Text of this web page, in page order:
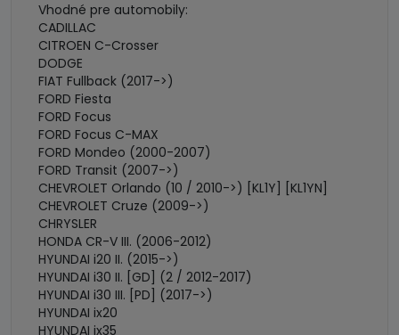
Vhodné pre automobily:
CADILLAC
CITROEN C-Crosser
DODGE
FIAT Fullback (2017->)
FORD Fiesta
FORD Focus
FORD Focus C-MAX
FORD Mondeo (2000-2007)
FORD Transit (2007->)
CHEVROLET Orlando (10 / 2010->) [KL1Y] [KL1YN]
CHEVROLET Cruze (2009->)
CHRYSLER
HONDA CR-V III. (2006-2012)
HYUNDAI i20 II. (2015->)
HYUNDAI i30 II. [GD] (2 / 2012-2017)
HYUNDAI i30 III. [PD] (2017->)
HYUNDAI ix20
HYUNDAI ix35